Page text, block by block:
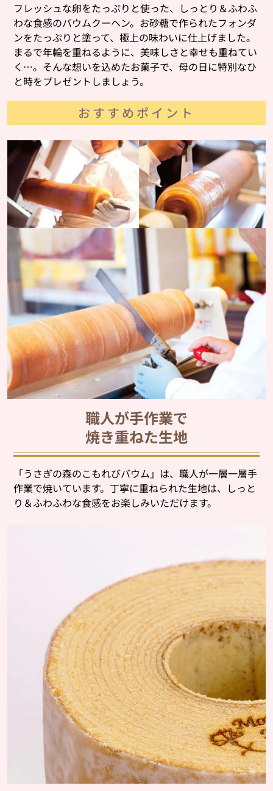
フレッシュな卵をたっぷりと使った、しっとり＆ふわふ
わな食感のバウムクーヘン。お砂糖で作られたフォンダ
ンをたっぷりと塗って、極上の味わいに仕上げました。
まるで年輪を重ねるように、美味しさと幸せも重ねてい
く…。そんな想いを込めたお菓子で、母の日に特別なひ
と時をプレゼントしましょう。
おすすめポイント
職人が手作業で
焼き重ねた生地
「うさぎの森のこもれびバウム」は、職人が一層一層手
作業で焼いています。丁寧に重ねられた生地は、しっと
り＆ふわふわな食感をお楽しみいただけます。